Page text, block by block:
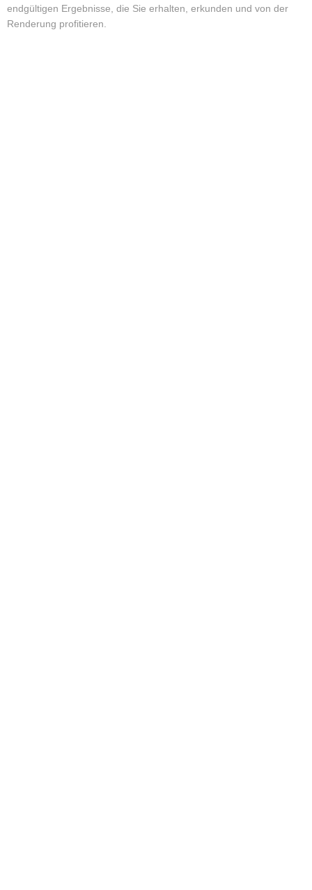
endgültigen Ergebnisse, die Sie erhalten, erkunden und von der
Renderung profitieren.